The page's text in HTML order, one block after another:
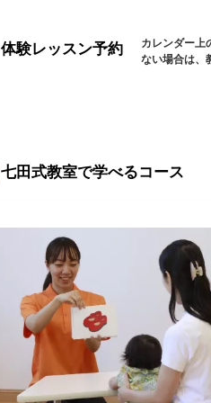
体験レッスン予約
カレンダー上
ない場合は、
七田式教室で学べるコース